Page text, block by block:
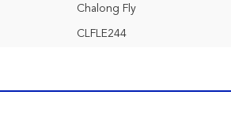
Chalong Fly
CLFLE244